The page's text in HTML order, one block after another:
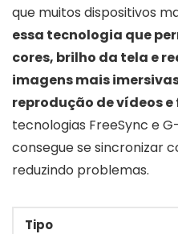
que muitos dispositivos
essa tecnologia que
cores, brilho da tela e
imagens mais
reprodução de vídeos e
tecnologias FreeSync e
consegue se sincronizar
reduzindo problemas.
Tipo